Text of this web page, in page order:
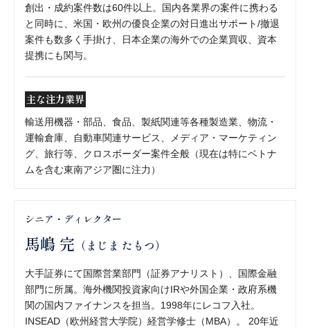
創出・成約案件数は60件以上。国内各業界の案件に携わる
と同時に、米国・欧州の優良企業の対日進出サポート/撤退
案件も数多く手掛け、日本企業の海外での企業買収、資本
提携にも関与。
主な注力業界
輸送用機器・部品、食品、製紙関連等各種製造業、物流・
運輸倉庫、自動車関連サービス、メディア・マーケティン
グ、旅行等、クロスボーダー案件全般（現在は特にベトナ
ムを含む東南アジア圏に注力）
シニア・ディレクター
馬嶋 完 （まじま たもつ）
大手証券にて国際営業部門（証券アナリスト）、国際金融
部門に所属。海外機関投資家向けIRや外国企業・政府系機
関の国内ファイナンスを担当。1998年にレコフ入社。
INSEAD（欧州経営大学院）経営学修士（MBA）。 20年近